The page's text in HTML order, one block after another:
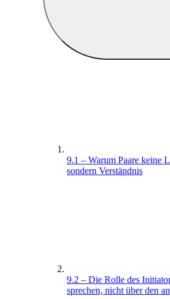
9.1 – Warum Paare keine
sondern Verständnis
9.2 – Die Rolle des
sprechen, nicht über den